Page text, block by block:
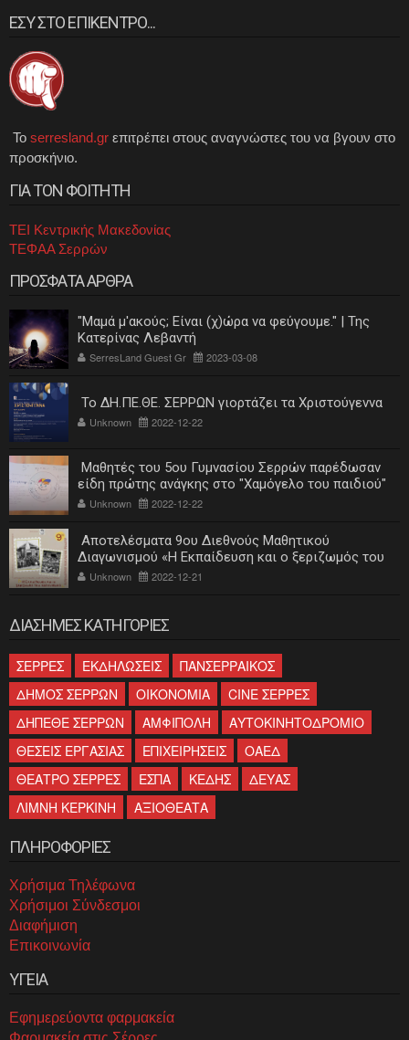
ΕΣΥ ΣΤΟ ΕΠΙΚΕΝΤΡΟ...
Το serresland.gr επιτρέπει στους αναγνώστες του να βγουν στο
προσκήνιο.
ΓΙΑ ΤΟΝ ΦΟΙΤΗΤΗ
ΤΕΙ Κεντρικής Μακεδονίας
ΤΕΦΑΑ Σερρών
ΠΡΟΣΦΑΤΑ ΑΡΘΡΑ
"Μαμά μ'ακούς; Είναι (χ)ώρα να φεύγουμε." | Της
Κατερίνας Λεβαντή
SerresLand Guest Gr 2023-03-08
Το ΔΗ.ΠΕ.ΘΕ. ΣΕΡΡΩΝ γιορτάζει τα Χριστούγεννα
Unknown 2022-12-22
Μαθητές του 5ου Γυμνασίου Σερρών παρέδωσαν
είδη πρώτης ανάγκης στο "Χαμόγελο του παιδιού"
Unknown 2022-12-22
Αποτελέσματα 9ου Διεθνούς Μαθητικού
Διαγωνισμού «Η Εκπαίδευση και ο ξεριζωμός του
ελληνισμού»
Unknown 2022-12-21
ΔΙΑΣΗΜΕΣ ΚΑΤΗΓΟΡΙΕΣ
ΣΕΡΡΕΣ ΕΚΔΗΛΩΣΕΙΣ
ΠΑΝΣΕΡΡΑΙΚΟΣ
ΔΗΜΟΣ ΣΕΡΡΩΝ
ΟΙΚΟΝΟΜΙΑ
CINE ΣΕΡΡΕΣ
ΔΗΠΕΘΕ ΣΕΡΡΩΝ
ΑΜΦΙΠΟΛΗ
ΑΥΤΟΚΙΝΗΤΟΔΡΟΜΙΟ
ΘΕΣΕΙΣ ΕΡΓΑΣΙΑΣ
ΕΠΙΧΕΙΡΗΣΕΙΣ
ΟΑΕΔ
ΘΕΑΤΡΟ ΣΕΡΡΕΣ
ΕΣΠΑ ΚΕΔΗΣ
ΔΕΥΑΣ
ΛΙΜΝΗ ΚΕΡΚΙΝΗ
ΑΞΙΟΘΕΑΤΑ
ΠΛΗΡΟΦΟΡΙΕΣ
Χρήσιμα Τηλέφωνα
Χρήσιμοι Σύνδεσμοι
Διαφήμιση
Επικοινωνία
ΥΓΕΙΑ
Εφημερεύοντα φαρμακεία